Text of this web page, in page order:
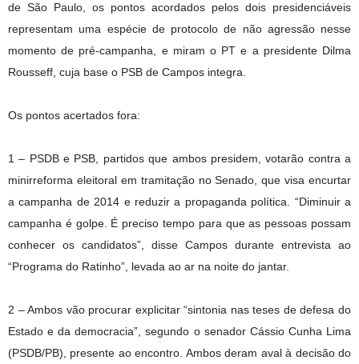
de São Paulo, os pontos acordados pelos dois presidenciáveis
representam uma espécie de protocolo de não agressão nesse
momento de pré-campanha, e miram o PT e a presidente Dilma
Rousseff, cuja base o PSB de Campos integra.
Os pontos acertados fora:
1 – PSDB e PSB, partidos que ambos presidem, votarão contra a
minirreforma eleitoral em tramitação no Senado, que visa encurtar
a campanha de 2014 e reduzir a propaganda política. “Diminuir a
campanha é golpe. É preciso tempo para que as pessoas possam
conhecer os candidatos”, disse Campos durante entrevista ao
“Programa do Ratinho”, levada ao ar na noite do jantar.
2 – Ambos vão procurar explicitar “sintonia nas teses de defesa do
Estado e da democracia”, segundo o senador Cássio Cunha Lima
(PSDB/PB), presente ao encontro. Ambos deram aval à decisão do